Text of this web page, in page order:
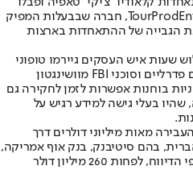
טוביג'ינו, לצד פעילותה של TourProdEnter LLC, חברה שבבעלות המפיק
הגבייה של ההתאחדות בארצות
שעות איש העסקים גיירמו טופוני
באמצעות שיחת וידאו בפני תובעים פדרליים וסוכני FBI מוושינגטון
בוחנות אפשרות לזמן לחקירה גם
בעלי גישה למידע רגיש על
מאות מיליוני דולרים דרך
בהם סיטיבנק, בנק אוף אמריקה,
ג'יי.פי מורגן, סינובוס ובנק PNC. לפי הדיווח, לפחות 260 מיליון דולר